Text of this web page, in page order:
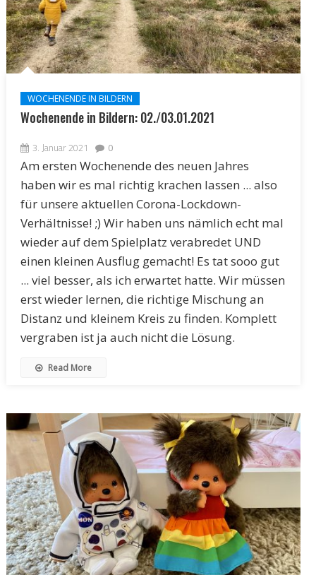
WOCHENENDE IN BILDERN
Wochenende in Bildern: 02./03.01.2021
3. Januar 2021 0
Am ersten Wochenende des neuen Jahres
haben wir es mal richtig krachen lassen ... also
für unsere aktuellen Corona-Lockdown-
Verhältnisse! ;) Wir haben uns nämlich echt mal
wieder auf dem Spielplatz verabredet UND
einen kleinen Ausflug gemacht! Es tat sooo gut
... viel besser, als ich erwartet hatte. Wir müssen
erst wieder lernen, die richtige Mischung an
Distanz und kleinem Kreis zu finden. Komplett
vergraben ist ja auch nicht die Lösung.
Read More